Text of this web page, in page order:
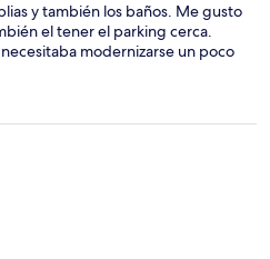
y también los baños. Me gusto
el tener el parking cerca.
modernizarse un poco